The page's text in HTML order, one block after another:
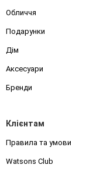
Обличчя
Подарунки
Дім
Аксесуари
Бренди
Клієнтам
Правила та умови
Watsons Club